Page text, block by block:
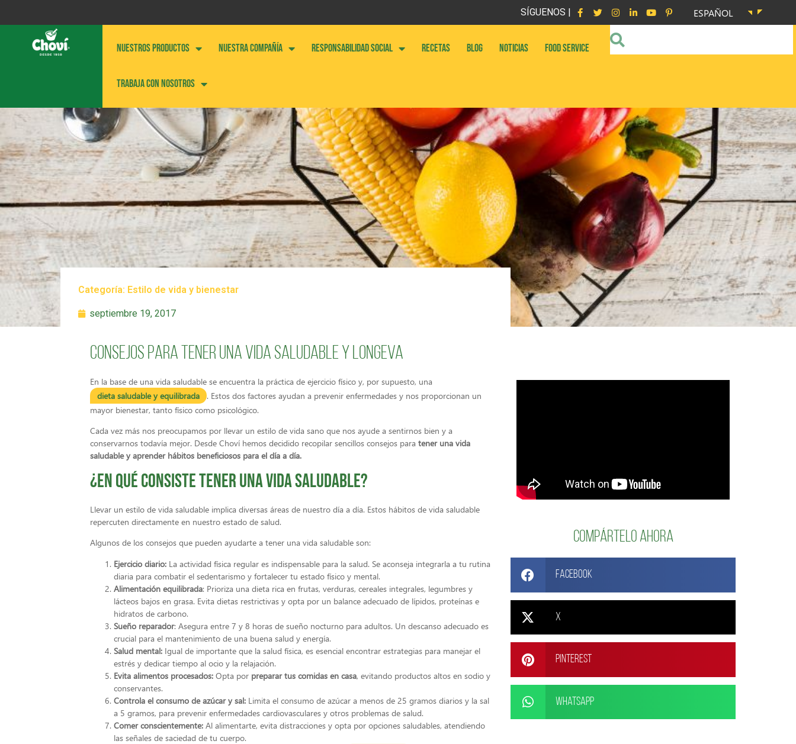
SÍGUENOS | ESPAÑOL
NUESTROS PRODUCTOS NUESTRA COMPAÑÍA RESPONSABILIDAD SOCIAL RECETAS BLOG NOTICIAS FOOD SERVICE
Trabaja con nosotros
Categoría: Estilo de vida y bienestar
septiembre 19, 2017
Consejos para tener una vida saludable y longeva
En la base de una vida saludable se encuentra la práctica de ejercicio físico y, por supuesto, una
dieta saludable y equilibrada
. Estos dos factores ayudan a prevenir enfermedades y nos proporcionan un
mayor bienestar, tanto físico como psicológico.
Cada vez más nos preocupamos por llevar un estilo de vida sano que nos ayude a sentirnos bien y a
conservarnos todavía mejor. Desde Choví hemos decidido recopilar sencillos consejos para tener una vida
saludable y aprender hábitos beneficiosos para el día a día.
¿En qué consiste tener una vida saludable?
Llevar un estilo de vida saludable implica diversas áreas de nuestro día a día. Estos hábitos de vida saludable
repercuten directamente en nuestro estado de salud.
Algunos de los consejos que pueden ayudarte a tener una vida saludable son:
Ejercicio diario: La actividad física regular es indispensable para la salud. Se aconseja integrarla a tu rutina
diaria para combatir el sedentarismo y fortalecer tu estado físico y mental.
Alimentación equilibrada: Prioriza una dieta rica en frutas, verduras, cereales integrales, legumbres y
lácteos bajos en grasa. Evita dietas restrictivas y opta por un balance adecuado de lípidos, proteínas e
hidratos de carbono.
Sueño reparador: Asegura entre 7 y 8 horas de sueño nocturno para adultos. Un descanso adecuado es
crucial para el mantenimiento de una buena salud y energía.
Salud mental: Igual de importante que la salud física, es esencial encontrar estrategias para manejar el
estrés y dedicar tiempo al ocio y la relajación.
Evita alimentos procesados: Opta por preparar tus comidas en casa, evitando productos altos en sodio y
conservantes.
Controla el consumo de azúcar y sal: Limita el consumo de azúcar a menos de 25 gramos diarios y la sal
a 5 gramos, para prevenir enfermedades cardiovasculares y otros problemas de salud.
Comer conscientemente: Al alimentarte, evita distracciones y opta por opciones saludables, atendiendo
las señales de saciedad de tu cuerpo.
Compártelo ahora
Facebook
X
Pinterest
WhatsApp